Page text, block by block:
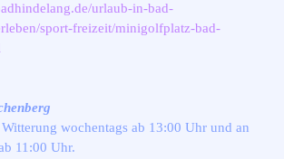
urlaub-in-bad-
sport-freizeit/minigolfplatz-bad-
wochentags ab 13:00 Uhr und an
11:00 Uhr.